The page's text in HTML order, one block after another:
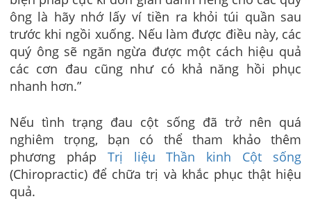
ông là hãy nhớ lấy ví tiền ra khỏi túi quần sau
trước khi ngồi xuống. Nếu làm được điều này, các
quý ông sẽ ngăn ngừa được một cách hiệu quả
các cơn đau cũng như có khả năng hồi phục
nhanh hơn.”
Nếu tình trạng đau cột sống đã trở nên quá
nghiêm trọng, bạn có thể tham khảo thêm
phương pháp Trị liệu Thần kinh Cột sống
(Chiropractic) để chữa trị và khắc phục thật hiệu
quả.